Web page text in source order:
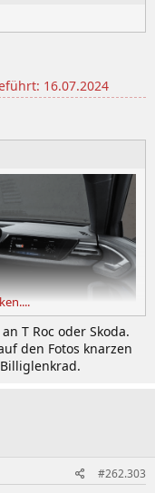
16.07.2024
T Roc oder Skoda.
den Fotos knarzen
#262.303